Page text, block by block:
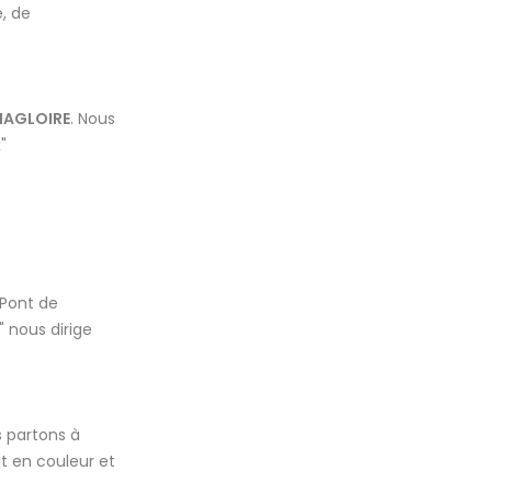
de
. Nous
de
" nous dirige
partons à
en couleur et